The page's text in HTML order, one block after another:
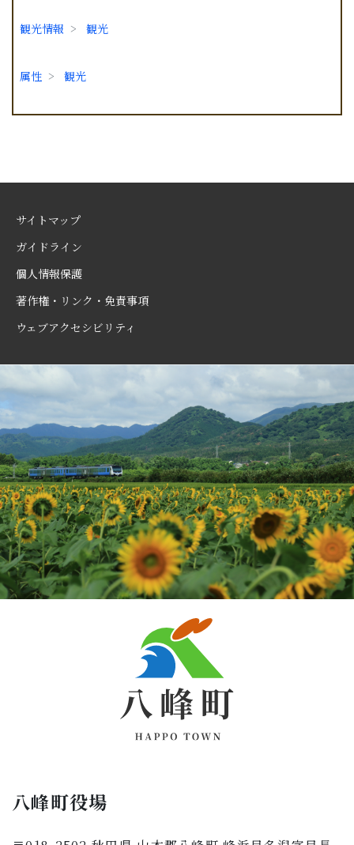
観光情報 観光
属性 観光
サイトマップ
ガイドライン
個人情報保護
著作権・リンク・免責事項
ウェブアクセシビリティ
八峰町役場